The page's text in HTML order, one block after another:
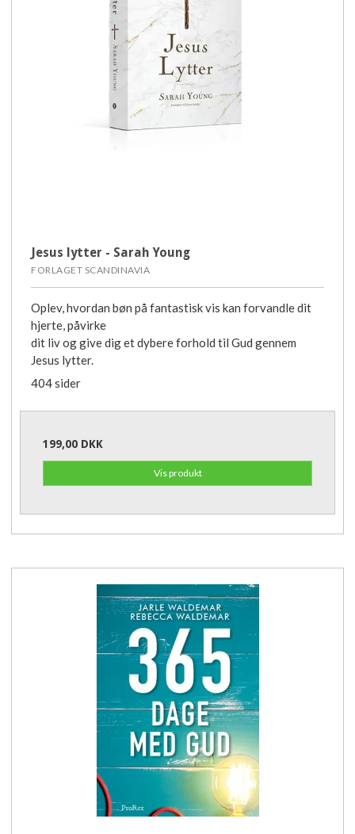
Jesus lytter - Sarah Young
FORLAGET SCANDINAVIA
Oplev, hvordan bøn på fantastisk vis kan forvandle dit
hjerte, påvirke
dit liv og give dig et dybere forhold til Gud gennem
Jesus lytter.
404 sider
199,00 DKK
Vis produkt